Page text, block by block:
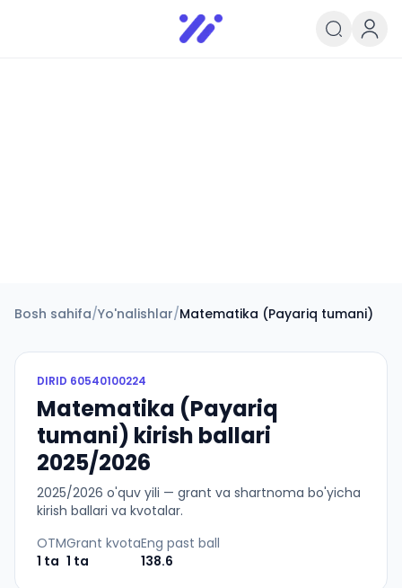
Infoedu
Ta&#039;lim xabarlari va
Bosh sahifa/Yo'nalishlar/Matematika (Payariq tumani)
DIRID 60540100224
Matematika (Payariq
tumani) kirish ballari
2025/2026
2025/2026 o'quv yili — grant va shartnoma bo'yicha
kirish ballari va kvotalar.
OTM
1 ta
Grant kvota
1 ta
Eng past ball
138.6